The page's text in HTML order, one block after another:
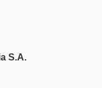
S.A.